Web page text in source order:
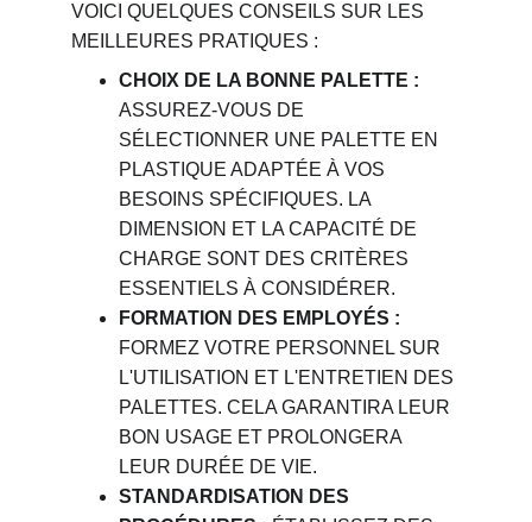
VOICI QUELQUES CONSEILS SUR LES
MEILLEURES PRATIQUES :
CHOIX DE LA BONNE PALETTE :
ASSUREZ-VOUS DE
SÉLECTIONNER UNE PALETTE EN
PLASTIQUE ADAPTÉE À VOS
BESOINS SPÉCIFIQUES. LA
DIMENSION ET LA CAPACITÉ DE
CHARGE SONT DES CRITÈRES
ESSENTIELS À CONSIDÉRER.
FORMATION DES EMPLOYÉS :
FORMEZ VOTRE PERSONNEL SUR
L'UTILISATION ET L'ENTRETIEN DES
PALETTES. CELA GARANTIRA LEUR
BON USAGE ET PROLONGERA
LEUR DURÉE DE VIE.
STANDARDISATION DES